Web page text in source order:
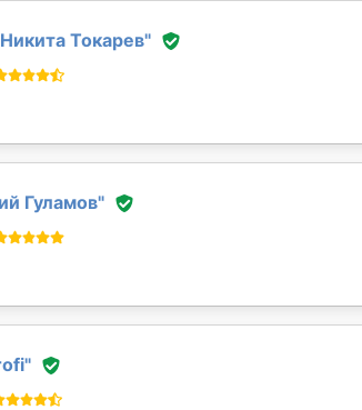
Никита Токарев"
Гуламов"
"